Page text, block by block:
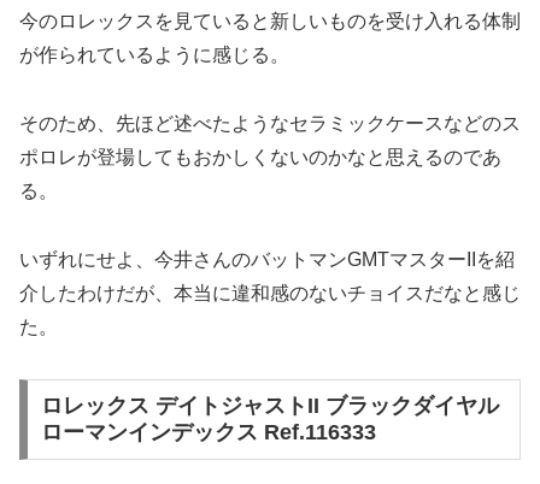
今のロレックスを見ていると新しいものを受け入れる体制
が作られているように感じる。
そのため、先ほど述べたようなセラミックケースなどのス
ポロレが登場してもおかしくないのかなと思えるのであ
る。
いずれにせよ、今井さんのバットマンGMTマスターIIを紹
介したわけだが、本当に違和感のないチョイスだなと感じ
た。
ロレックス デイトジャストII ブラックダイヤル
ローマンインデックス Ref.116333